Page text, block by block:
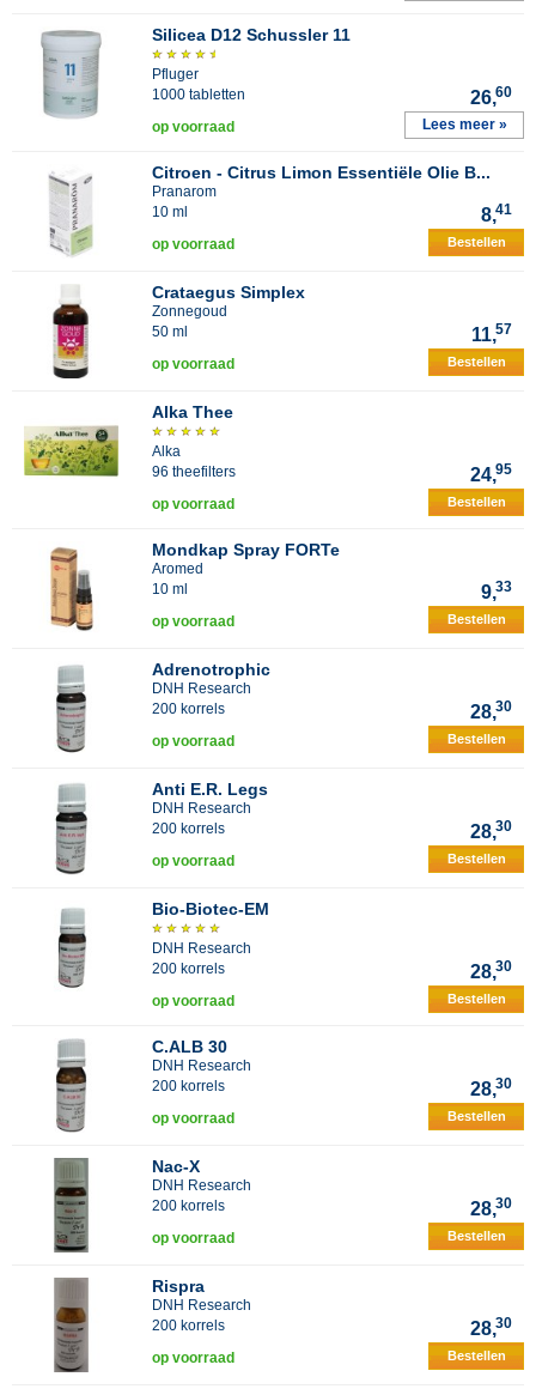
Silicea D12 Schussler 11
Pfluger
1000 tabletten
26,60
op voorraad Lees meer »
Citroen - Citrus Limon Essentiële Olie B...
Pranarom
10 ml
8,41
op voorraad Bestellen
Crataegus Simplex
Zonnegoud
50 ml
11,57
op voorraad Bestellen
Alka Thee
Alka
96 theefilters
24,95
op voorraad Bestellen
Mondkap Spray FORTe
Aromed
10 ml
9,33
op voorraad Bestellen
Adrenotrophic
DNH Research
200 korrels
28,30
op voorraad Bestellen
Anti E.R. Legs
DNH Research
200 korrels
28,30
op voorraad Bestellen
Bio-Biotec-EM
DNH Research
200 korrels
28,30
op voorraad Bestellen
C.ALB 30
DNH Research
200 korrels
28,30
op voorraad Bestellen
Nac-X
DNH Research
200 korrels
28,30
op voorraad Bestellen
Rispra
DNH Research
200 korrels
28,30
op voorraad Bestellen